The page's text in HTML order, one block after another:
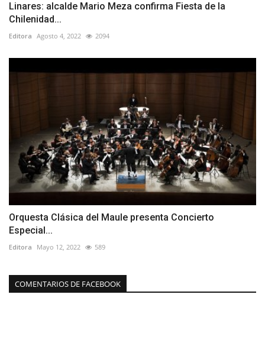
Linares: alcalde Mario Meza confirma Fiesta de la
Chilenidad...
Editora Agosto 4, 2022 2094
Orquesta Clásica del Maule presenta Concierto
Especial...
Editora Mayo 12, 2022 589
COMENTARIOS DE FACEBOOK